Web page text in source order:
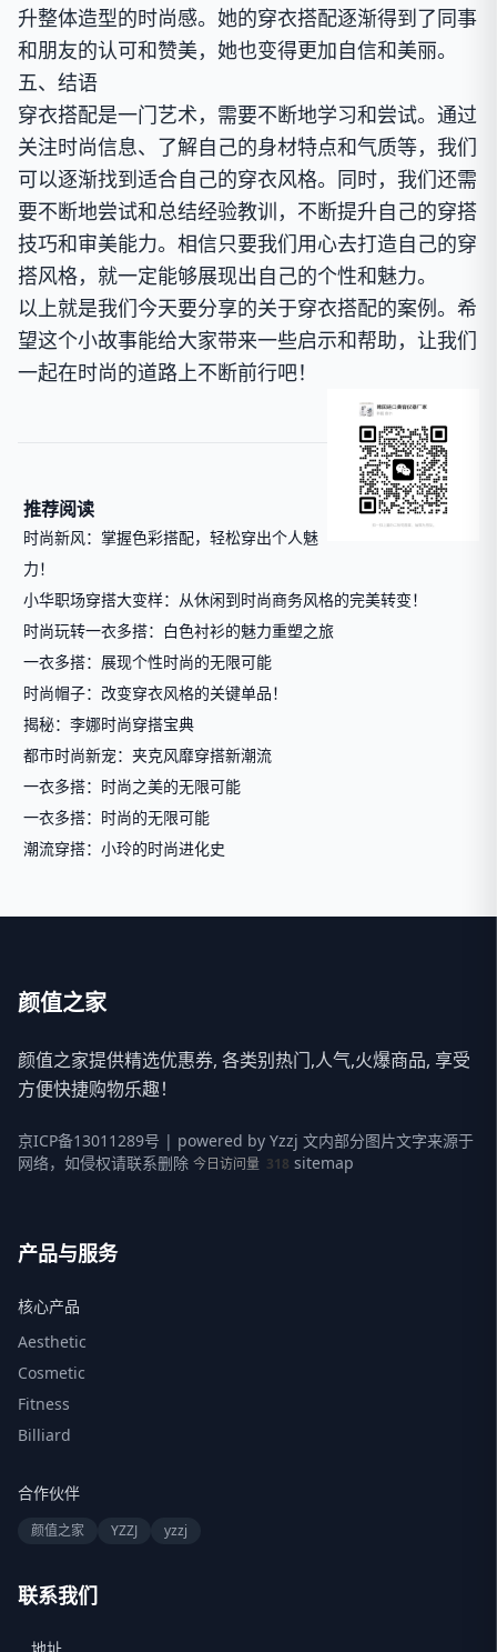
升整体造型的时尚感。她的穿衣搭配逐渐得到了同事
和朋友的认可和赞美，她也变得更加自信和美丽。
五、结语
穿衣搭配是一门艺术，需要不断地学习和尝试。通过
关注时尚信息、了解自己的身材特点和气质等，我们
可以逐渐找到适合自己的穿衣风格。同时，我们还需
要不断地尝试和总结经验教训，不断提升自己的穿搭
技巧和审美能力。相信只要我们用心去打造自己的穿
搭风格，就一定能够展现出自己的个性和魅力。
以上就是我们今天要分享的关于穿衣搭配的案例。希
望这个小故事能给大家带来一些启示和帮助，让我们
一起在时尚的道路上不断前行吧！
推荐阅读
时尚新风：掌握色彩搭配，轻松穿出个人魅
力！
小华职场穿搭大变样：从休闲到时尚商务风格的完美转变！
时尚玩转一衣多搭：白色衬衫的魅力重塑之旅
一衣多搭：展现个性时尚的无限可能
时尚帽子：改变穿衣风格的关键单品！
揭秘：李娜时尚穿搭宝典
都市时尚新宠：夹克风靡穿搭新潮流
一衣多搭：时尚之美的无限可能
一衣多搭：时尚的无限可能
潮流穿搭：小玲的时尚进化史
颜值之家
颜值之家提供精选优惠券, 各类别热门,人气,火爆商品, 享受
方便快捷购物乐趣！
京ICP备13011289号 | powered by Yzzj 文内部分图片文字来源于
网络，如侵权请联系删除 今日访问量 318 sitemap
产品与服务
核心产品
Aesthetic
Cosmetic
Fitness
Billiard
合作伙伴
颜值之家 YZZJ yzzj
联系我们